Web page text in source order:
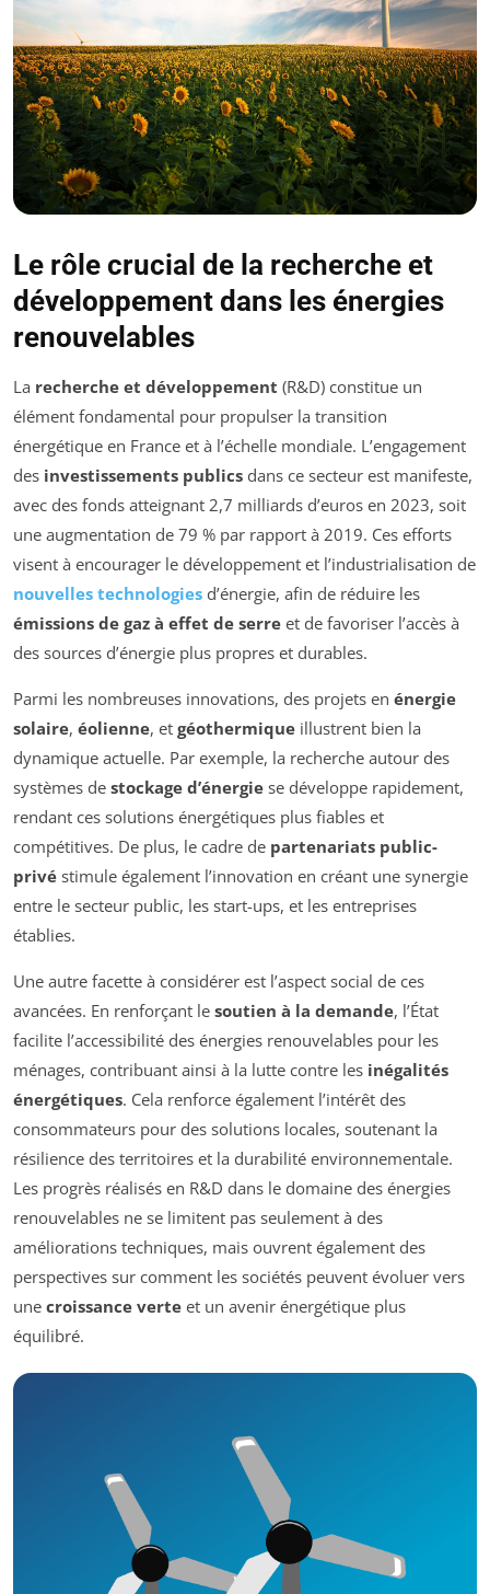
Le rôle crucial de la recherche et
développement dans les énergies
renouvelables
La recherche et développement (R&D) constitue un
élément fondamental pour propulser la transition
énergétique en France et à l’échelle mondiale. L’engagement
des investissements publics dans ce secteur est manifeste,
avec des fonds atteignant 2,7 milliards d’euros en 2023, soit
une augmentation de 79 % par rapport à 2019. Ces efforts
visent à encourager le développement et l’industrialisation de
nouvelles technologies d’énergie, afin de réduire les
émissions de gaz à effet de serre et de favoriser l’accès à
des sources d’énergie plus propres et durables.
Parmi les nombreuses innovations, des projets en énergie
solaire, éolienne, et géothermique illustrent bien la
dynamique actuelle. Par exemple, la recherche autour des
systèmes de stockage d’énergie se développe rapidement,
rendant ces solutions énergétiques plus fiables et
compétitives. De plus, le cadre de partenariats public-
privé stimule également l’innovation en créant une synergie
entre le secteur public, les start-ups, et les entreprises
établies.
Une autre facette à considérer est l’aspect social de ces
avancées. En renforçant le soutien à la demande, l’État
facilite l’accessibilité des énergies renouvelables pour les
ménages, contribuant ainsi à la lutte contre les inégalités
énergétiques. Cela renforce également l’intérêt des
consommateurs pour des solutions locales, soutenant la
résilience des territoires et la durabilité environnementale.
Les progrès réalisés en R&D dans le domaine des énergies
renouvelables ne se limitent pas seulement à des
améliorations techniques, mais ouvrent également des
perspectives sur comment les sociétés peuvent évoluer vers
une croissance verte et un avenir énergétique plus
équilibré.